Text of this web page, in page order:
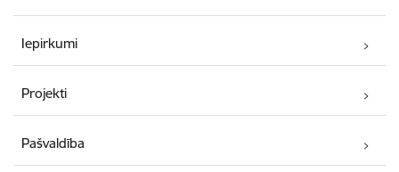
Iepirkumi
Projekti
Pašvaldība